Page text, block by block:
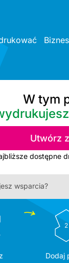
Biznes
W tym
Utwórz
wsparcia?
2
Dodaj